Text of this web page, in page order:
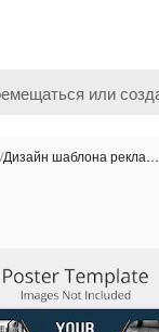
/Дизайн шаблона рекла…